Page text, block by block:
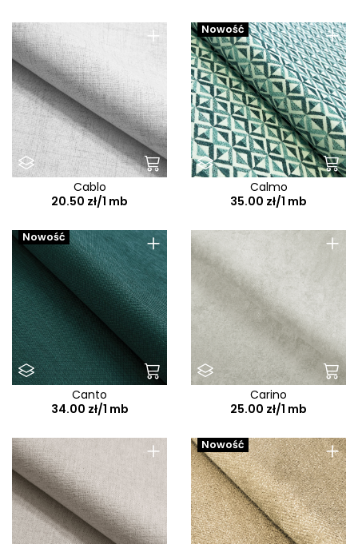
+
Cablo
20.50 zł/1 mb
+
Nowość
Calmo
35.00 zł/1 mb
+
Nowość
Canto
34.00 zł/1 mb
+
Carino
25.00 zł/1 mb
+ +
Nowość